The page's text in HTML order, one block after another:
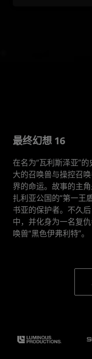
最终幻想 16
在名为“瓦利斯泽亚”
大的召唤兽与操控召
界的命运。故事的主
扎利亚公国的“第一王
书亚的保护者。不久
中，并化身为一名复
唤兽“黑色伊弗利特”。